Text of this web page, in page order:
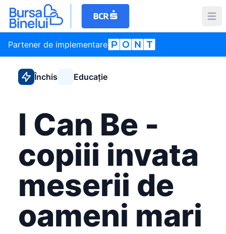
Partener de implementare
Închis Educație
I Can Be -
copiii invata
meserii de
oameni mari